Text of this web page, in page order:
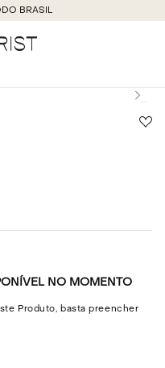
BRASIL
NO MOMENTO
Produto, basta preencher